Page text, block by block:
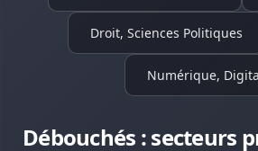
Droit, Sciences Politiques
Numérique,
Débouchés : secteurs